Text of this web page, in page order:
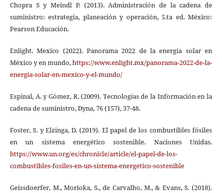
Chopra S y Meindl P. (2013). Administración de la cadena de
suministro: estrategia, planeación y operación, 5.ta ed. México:
Pearson Educación.
Enlight. Mexico (2022). Panorama 2022 de la energía solar en
México y en mundo,https://www.enlight.mx/panorama-2022-de-la-
energia-solar-en-mexico-y-el-mundo/
Espinal, A. y Gómez, R. (2009). Tecnologías de la Información en la
cadena de suministro, Dyna, 76 (157), 37-48.
Foster, S. y Elzinga, D. (2019). El papel de los combustibles fósiles
en un sistema energético sostenible. Naciones Unidas.
https://www.un.org/es/chronicle/article/el-papel-de-los-
combustibles-fosiles-en-un-sistema-energetico-sostenible
Geissdoerfer, M., Morioka, S., de Carvalho, M., & Evans, S. (2018).